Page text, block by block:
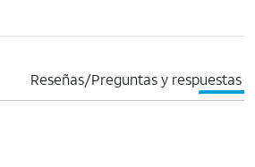
Reseñas/Preguntas y respuestas